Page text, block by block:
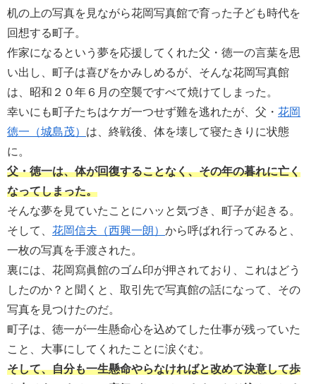
机の上の写真を見ながら花岡写真館で育った子ども時代を
回想する町子。
作家になるという夢を応援してくれた父・徳一の言葉を思
い出し、町子は喜びをかみしめるが、そんな花岡写真館
は、昭和２０年６月の空襲ですべて焼けてしまった。
幸いにも町子たちはケガ一つせず難を逃れたが、父・ 花岡
徳一（城島茂） は、終戦後、体を壊して寝たきりに状態
に。
父・徳一は、体が回復することなく、その年の暮れに亡く
なってしまった。
そんな夢を見ていたことにハッと気づき、町子が起きる。
そして、 花岡信夫（西興一朗） から呼ばれ行ってみると、
一枚の写真を手渡された。
裏には、花岡寫眞館のゴム印が押されており、これはどう
したのか？と聞くと、取引先で写真館の話になって、その
写真を見つけたのだ。
町子は、徳一が一生懸命心を込めてした仕事が残っていた
こと、大事にしてくれたことに涙ぐむ。
そして、自分も一生懸命やらなければと改めて決意して歩